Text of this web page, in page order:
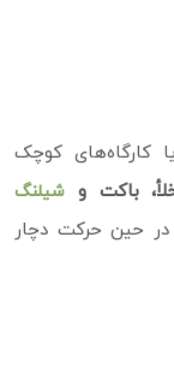
کارگاه‌های کوچک
باکت و شیلنگ
حین حرکت دچار